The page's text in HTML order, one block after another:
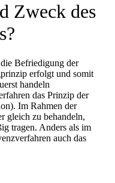
Zweck des
Befriedigung der
erfolgt und somit
handeln
das Prinzip der
Im Rahmen der
gleich zu behandeln,
tragen. Anders als im
auch das